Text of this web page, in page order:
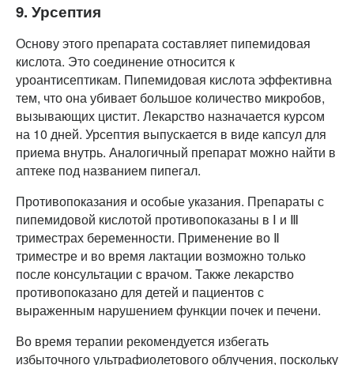
9. Урсептия
Основу этого препарата составляет пипемидовая
кислота. Это соединение относится к
уроантисептикам. Пипемидовая кислота эффективна
тем, что она убивает большое количество микробов,
вызывающих цистит. Лекарство назначается курсом
на 10 дней. Урсептия выпускается в виде капсул для
приема внутрь. Аналогичный препарат можно найти в
аптеке под названием пипегал.
Противопоказания и особые указания. Препараты с
пипемидовой кислотой противопоказаны в Ⅰ и Ⅲ
триместрах беременности. Применение во Ⅱ
триместре и во время лактации возможно только
после консультации с врачом. Также лекарство
противопоказано для детей и пациентов с
выраженным нарушением функции почек и печени.
Во время терапии рекомендуется избегать
избыточного ультрафиолетового облучения, поскольку